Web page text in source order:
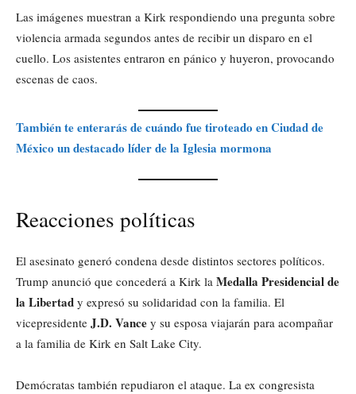
Las imágenes muestran a Kirk respondiendo una pregunta sobre
violencia armada segundos antes de recibir un disparo en el
cuello. Los asistentes entraron en pánico y huyeron, provocando
escenas de caos.
También te enterarás de cuándo fue tiroteado en Ciudad de
México un destacado líder de la Iglesia mormona
Reacciones políticas
El asesinato generó condena desde distintos sectores políticos.
Trump anunció que concederá a Kirk la Medalla Presidencial de
la Libertad y expresó su solidaridad con la familia. El
vicepresidente J.D. Vance y su esposa viajarán para acompañar
a la familia de Kirk en Salt Lake City.
Demócratas también repudiaron el ataque. La ex congresista